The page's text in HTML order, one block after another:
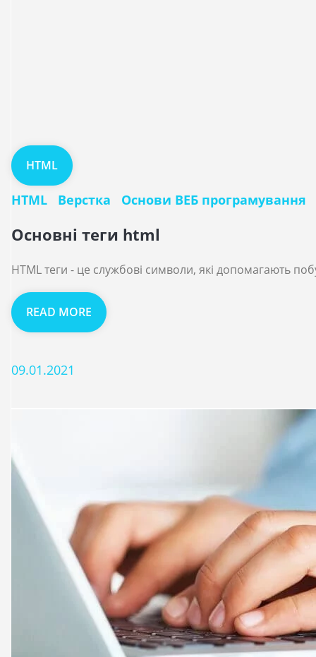
HTML
HTML Верстка Основи ВЕБ програмування
Основні теги html
HTML теги - це службові символи, які допомагають
READ MORE
09.01.2021